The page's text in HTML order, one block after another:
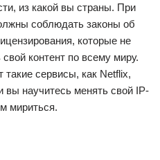
из какой вы страны. При
соблюдать законы об
которые не
контент по всему миру.
сервисы, как Netflix,
вы научитесь менять свой IP-
мириться.